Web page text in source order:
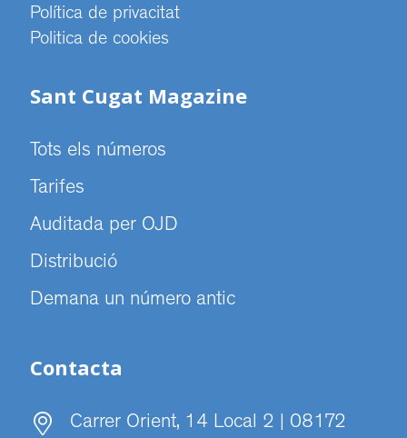
Política de privacitat
Politica de cookies
Sant Cugat Magazine
Tots els números
Tarifes
Auditada per OJD
Distribució
Demana un número antic
Contacta
Carrer Orient, 14 Local 2 | 08172